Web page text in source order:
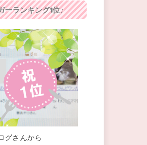
ーランキング1位♪
グさんから